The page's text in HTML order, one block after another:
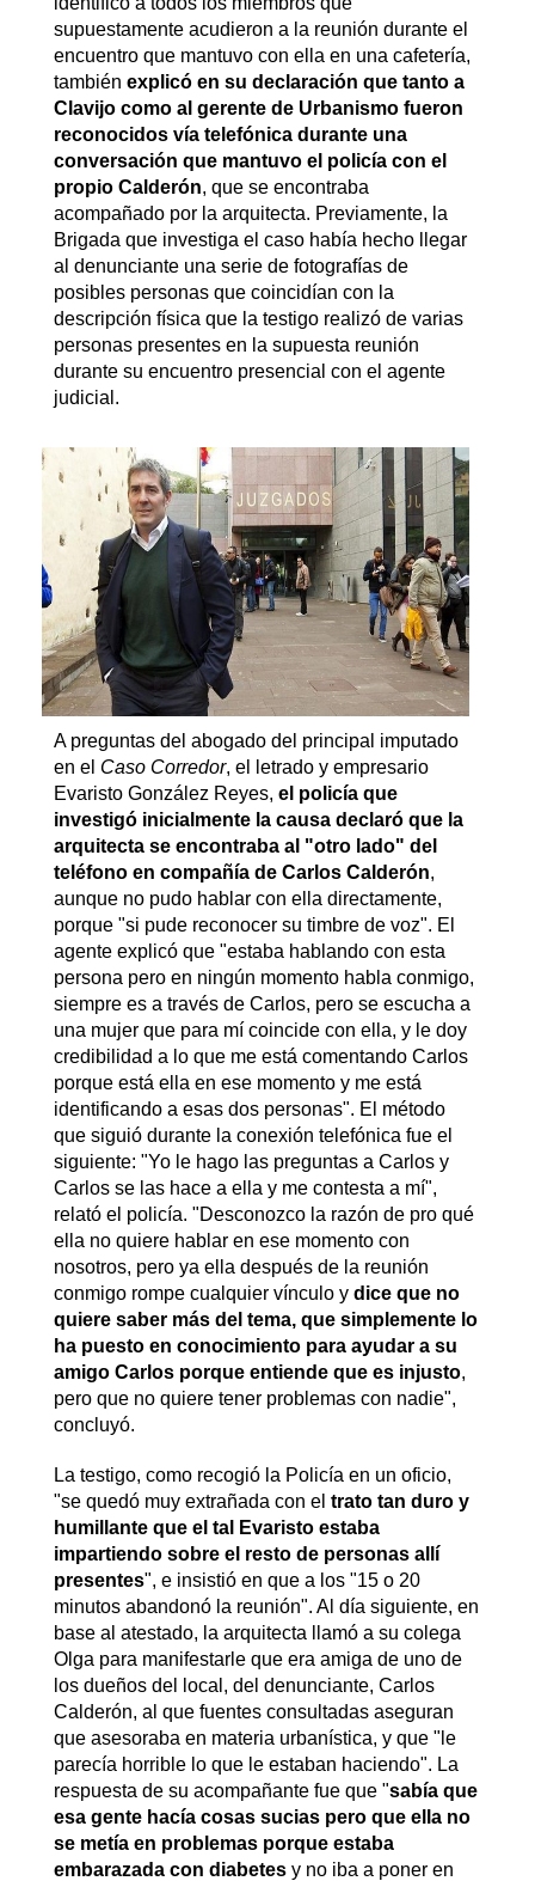
supuestamente acudieron a la reunión durante el
encuentro que mantuvo con ella en una cafetería,
también explicó en su declaración que tanto a
Clavijo como al gerente de Urbanismo fueron
reconocidos vía telefónica durante una
conversación que mantuvo el policía con el
propio Calderón, que se encontraba
acompañado por la arquitecta. Previamente, la
Brigada que investiga el caso había hecho llegar
al denunciante una serie de fotografías de
posibles personas que coincidían con la
descripción física que la testigo realizó de varias
personas presentes en la supuesta reunión
durante su encuentro presencial con el agente
judicial.
A preguntas del abogado del principal imputado
en el Caso Corredor, el letrado y empresario
Evaristo González Reyes, el policía que
investigó inicialmente la causa declaró que la
arquitecta se encontraba al "otro lado" del
teléfono en compañía de Carlos Calderón,
aunque no pudo hablar con ella directamente,
porque "si pude reconocer su timbre de voz". El
agente explicó que "estaba hablando con esta
persona pero en ningún momento habla conmigo,
siempre es a través de Carlos, pero se escucha a
una mujer que para mí coincide con ella, y le doy
credibilidad a lo que me está comentando Carlos
porque está ella en ese momento y me está
identificando a esas dos personas". El método
que siguió durante la conexión telefónica fue el
siguiente: "Yo le hago las preguntas a Carlos y
Carlos se las hace a ella y me contesta a mí",
relató el policía. "Desconozco la razón de pro qué
ella no quiere hablar en ese momento con
nosotros, pero ya ella después de la reunión
conmigo rompe cualquier vínculo y dice que no
quiere saber más del tema, que simplemente lo
ha puesto en conocimiento para ayudar a su
amigo Carlos porque entiende que es injusto,
pero que no quiere tener problemas con nadie",
concluyó.
La testigo, como recogió la Policía en un oficio,
"se quedó muy extrañada con el trato tan duro y
humillante que el tal Evaristo estaba
impartiendo sobre el resto de personas allí
presentes", e insistió en que a los "15 o 20
minutos abandonó la reunión". Al día siguiente, en
base al atestado, la arquitecta llamó a su colega
Olga para manifestarle que era amiga de uno de
los dueños del local, del denunciante, Carlos
Calderón, al que fuentes consultadas aseguran
que asesoraba en materia urbanística, y que "le
parecía horrible lo que le estaban haciendo". La
respuesta de su acompañante fue que "sabía que
esa gente hacía cosas sucias pero que ella no
se metía en problemas porque estaba
embarazada con diabetes y no iba a poner en